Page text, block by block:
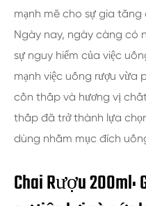
mạnh mẽ cho sự gia
Ngày nay, ngày càng có
sự nguy hiểm của việc
mạnh việc uống rượu vừa
cồn thấp và hương vị
thấp đã trở thành lựa
dùng nhằm mục đích
Chai Rượu 200ml: